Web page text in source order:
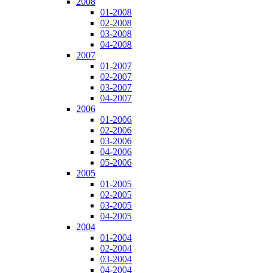
01-2008
02-2008
03-2008
04-2008
2007
01-2007
02-2007
03-2007
04-2007
2006
01-2006
02-2006
03-2006
04-2006
05-2006
2005
01-2005
02-2005
03-2005
04-2005
2004
01-2004
02-2004
03-2004
04-2004